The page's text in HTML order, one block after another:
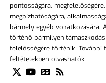
pontosságára,
megbízhatóságára,
bármely egyéb
történő bármilyen
felelősségére történik. További
feltételekben olvashatók.